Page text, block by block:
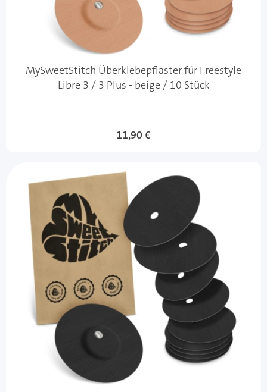
MySweetStitch Überklebepflaster für Freestyle
Libre 3 / 3 Plus - beige / 10 Stück
11,90 €